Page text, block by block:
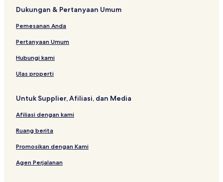
e
r
a
t
i
o
a
o
e
l
D
o
m
o
b
C
P
G
r
o
u
D
t
o
a
T
o
e
Dukungan & Pertanyaan Umum
Pemesanan Anda
Pertanyaan Umum
Hubungi kami
Ulas properti
Untuk Supplier, Afiliasi, dan Media
Afiliasi dengan kami
Ruang berita
Promosikan dengan Kami
Agen Perjalanan